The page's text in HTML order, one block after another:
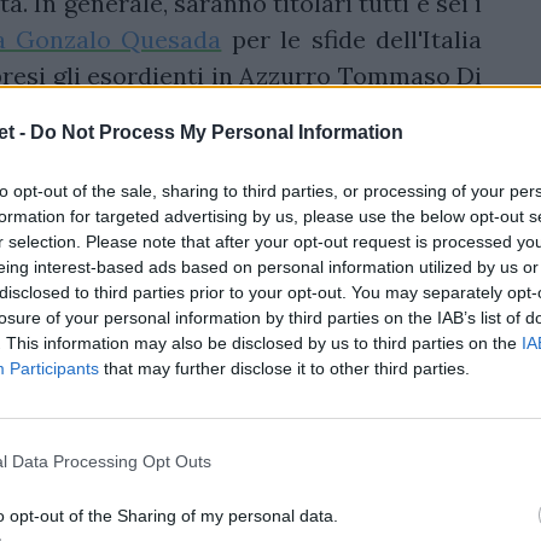
- Do Not Process My Personal Information
opt-out of the sale, sharing to third parties, or processing of your
for targeted advertising by us, please use the below opt-out
selection. Please note that after your opt-out request is processed
interest-based ads based on personal information utilized by us
to third parties prior to your opt-out. You may separately
of your personal information by third parties on the IAB’s list of
This information may also be disclosed by us to third parties on the
Participants that may further disclose it to other third parties.
Data Processing Opt Outs
opt-out of the Sharing of my personal data.
Gonzalo Quesada per le sfide dell'Italia
gli esordienti in Azzurro Tommaso Di
e sarà arbitrata dal debuttante Ben
Rhys Jones.
Massimo Brunello
partita di Glasgow ma c'è stata
corso della settimana da parte
Abbiamo preparato bene la
squadra dura da affrontare,
anche se la partita sarà